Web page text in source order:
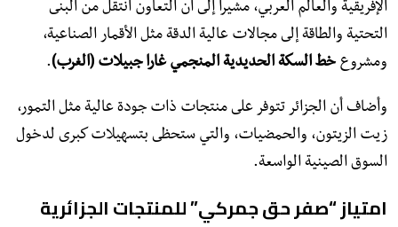
الإفريقية والعالم العربي، مشيراً إلى أن التعاون انتقل من البنى
التحتية والطاقة إلى مجالات عالية الدقة مثل الأقمار الصناعية،
ومشروع خط السكة الحديدية المنجمي غارا جبيلات (الغرب).
وأضاف أن الجزائر تتوفر على منتجات ذات جودة عالية مثل التمور،
زيت الزيتون، والحمضيات، والتي ستحظى بتسهيلات كبرى لدخول
السوق الصينية الواسعة.
امتياز “صفر حق جمركي” للمنتجات الجزائرية